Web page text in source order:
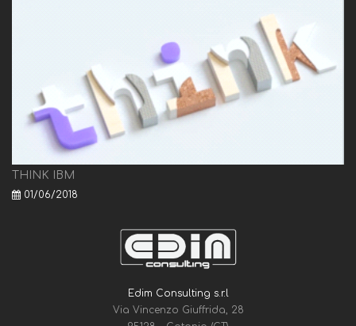
THINK IBM
01/06/2018
Edim Consulting s.r.l
Via Vincenzo Giuffrida, 28